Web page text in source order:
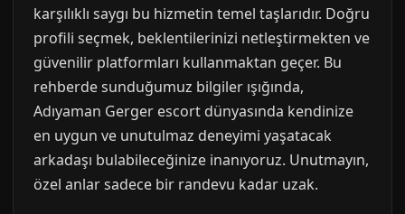
karşılıklı saygı bu hizmetin temel taşlarıdır. Doğru
profili seçmek, beklentilerinizi netleştirmekten ve
güvenilir platformları kullanmaktan geçer. Bu
rehberde sunduğumuz bilgiler ışığında,
Adıyaman Gerger escort dünyasında kendinize
en uygun ve unutulmaz deneyimi yaşatacak
arkadaşı bulabileceğinize inanıyoruz. Unutmayın,
özel anlar sadece bir randevu kadar uzak.